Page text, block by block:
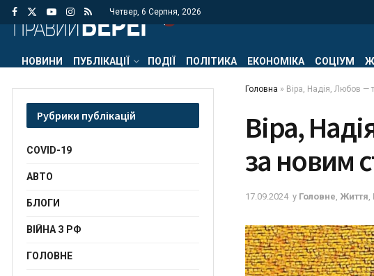
Четвер, 6 Серпня, 2026
НОВИНИ ПУБЛІКАЦІЇ ПОДІЇ ПОЛІТИКА ЕКОНОМІКА СОЦІУМ
Головна » Віра, Надія, Любов —
Віра,
за новим
17.09.2024 у Головне Життя
Рубрики публікацій
COVID-19
АВТО
БЛОГИ
ВІЙНА З РФ
ГОЛОВНЕ